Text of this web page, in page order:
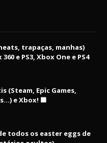
trapaças, manhas)
e PS3, Xbox One e PS4
(Steam, Epic Games,
e Xbox! 🟩
todos os easter eggs de